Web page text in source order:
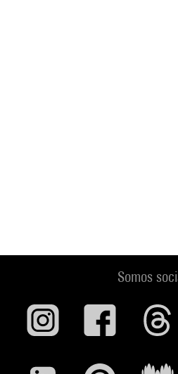
Somos